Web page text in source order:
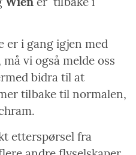
er i gang igjen med
vi også melde oss
bidra til at
tilbake til normalen,
etterspørsel fra